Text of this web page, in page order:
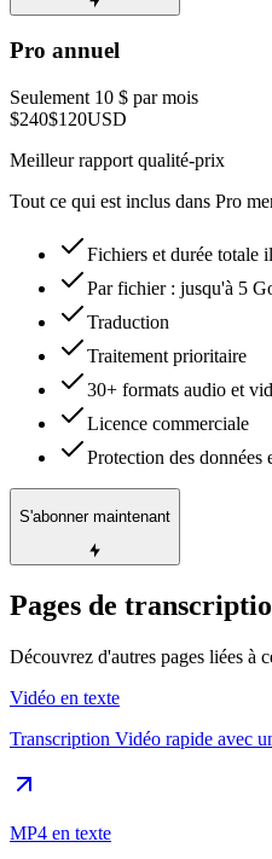
Pro annuel
Seulement 10 $ par mois
$240$120USD
Meilleur rapport qualité-prix
Tout ce qui est inclus dans Pro
Fichiers et durée totale
Par fichier : jusqu'à 5
Traduction
Traitement prioritaire
30+ formats audio et
Licence commerciale
Protection des données
S'abonner maintenant
Pages de
Découvrez d'autres pages liées à
Vidéo en texte
Transcription Vidéo rapide avec
MP4 en texte